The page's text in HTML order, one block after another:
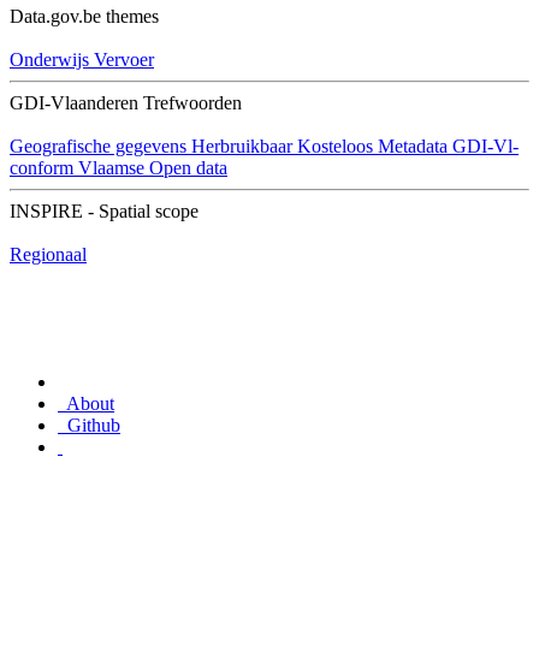
Data.gov.be themes
Onderwijs Vervoer
GDI-Vlaanderen Trefwoorden
Geografische gegevens Herbruikbaar Kosteloos Metadata GDI-Vl-
conform Vlaamse Open data
INSPIRE - Spatial scope
Regionaal
About
Github